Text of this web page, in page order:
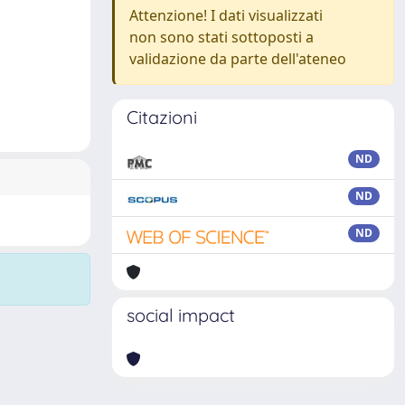
Attenzione! I dati visualizzati
non sono stati sottoposti a
validazione da parte dell'ateneo
Citazioni
ND
ND
ND
social impact